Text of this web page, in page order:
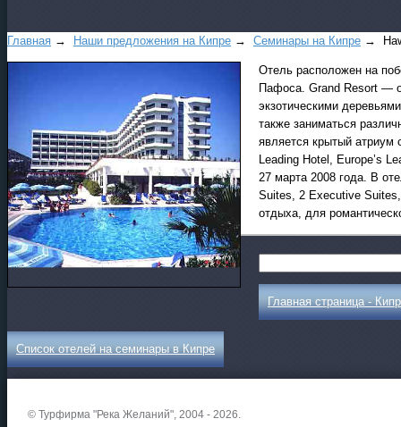
Главная → Наши предложения на Кипре → Ceминapы нa Кипpe →
Отель расположен на
Пафоса. Grand Resort —
экзотическими
также заниматься
является крытый атриум
Leading Hotel, Europe’s
27 марта 2008 года. В
Suites, 2 Executive
отдыха, для
Главная страница - Кипр
Список отелей на семинары в Кипре
© Турфирма "Река Желаний", 2004 - 2026.